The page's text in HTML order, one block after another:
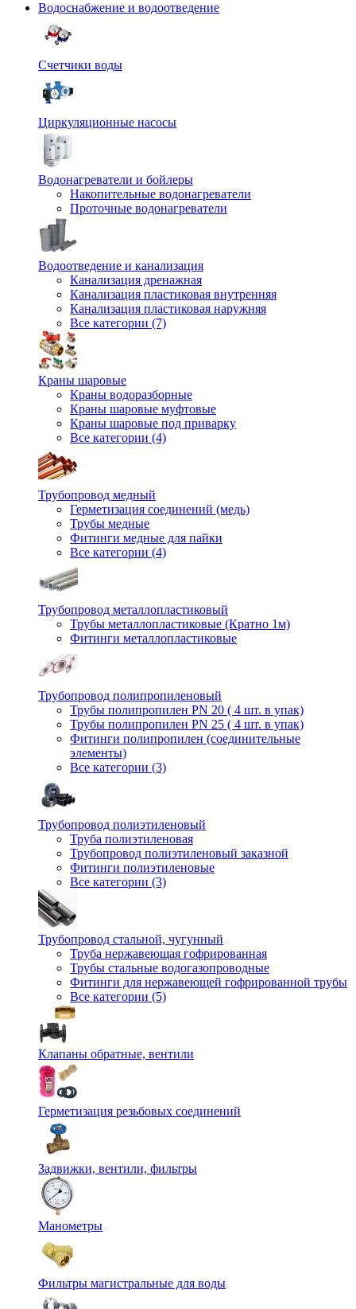
Водоснабжение и водоотведение
Счетчики воды
Циркуляционные насосы
Водонагреватели и бойлеры
Накопительные водонагреватели
Проточные водонагреватели
Водоотведение и канализация
Канализация дренажная
Канализация пластиковая внутренняя
Канализация пластиковая наружняя
Все категории (7)
Краны шаровые
Краны водоразборные
Краны шаровые муфтовые
Краны шаровые под приварку
Все категории (4)
Трубопровод медный
Герметизация соединений (медь)
Трубы медные
Фитинги медные для пайки
Все категории (4)
Трубопровод металлопластиковый
Трубы металлопластиковые (Кратно 1м)
Фитинги металлопластиковые
Трубопровод полипропиленовый
Трубы полипропилен PN 20 ( 4 шт. в упак)
Трубы полипропилен PN 25 ( 4 шт. в упак)
Фитинги полипропилен (cоединительные
элементы)
Все категории (3)
Трубопровод полиэтиленовый
Труба полиэтиленовая
Трубопровод полиэтиленовый заказной
Фитинги полиэтиленовые
Все категории (3)
Трубопровод стальной, чугунный
Труба нержавеющая гофрированная
Трубы стальные водогазопроводные
Фитинги для нержавеющей гофрированной трубы
Все категории (5)
Клапаны обратные, вентили
Герметизация резьбовых соединений
Задвижки, вентили, фильтры
Манометры
Фильтры магистральные для воды